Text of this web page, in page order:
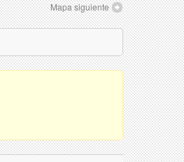
Mapa siguiente